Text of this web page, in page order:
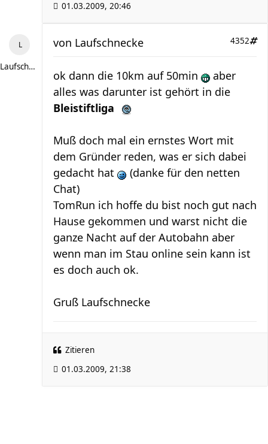
01.03.2009, 20:46
Laufschnecke
4352
von Laufschnecke
ok dann die 10km auf 50min
aber
alles was darunter ist gehört in die
Bleistiftliga
Muß doch mal ein ernstes Wort mit
dem Gründer reden, was er sich dabei
gedacht hat
(danke für den netten
Chat)
TomRun ich hoffe du bist noch gut nach
Hause gekommen und warst nicht die
ganze Nacht auf der Autobahn aber
wenn man im Stau online sein kann ist
es doch auch ok.
Gruß Laufschnecke
Zitieren
01.03.2009, 21:38